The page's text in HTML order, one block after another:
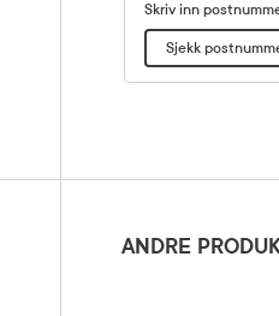
Skriv inn
Sjekk
ANDRE